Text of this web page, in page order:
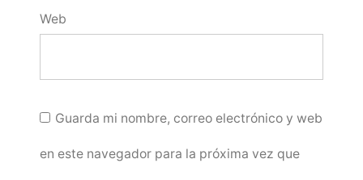
Web
Guarda mi nombre, correo electrónico y web
en este navegador para la próxima vez que